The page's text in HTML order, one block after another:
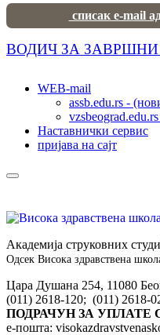
списак e-mail
ВОДИЧ ЗА ЗАВРШНИ
WEB-mail
assb.edu.rs -
Наставнички сервис
пријава на сајт
Академија струковних
Одсек Висока здравствена
Цара Душана 254, 11080
(011) 2618-120; (011) 2618-
ПОДРАЧУН ЗА УПЛАТЕ
е-пошта: